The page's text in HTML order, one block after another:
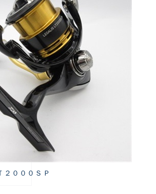
２０００ＳＰ